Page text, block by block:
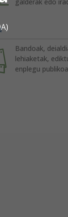
Bandoak,
lehiaketak,
enplegu